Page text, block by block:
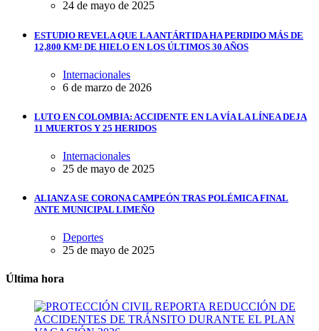
24 de mayo de 2025
ESTUDIO REVELA QUE LA ANTÁRTIDA HA PERDIDO MÁS DE
12,800 KM² DE HIELO EN LOS ÚLTIMOS 30 AÑOS
Internacionales
6 de marzo de 2026
LUTO EN COLOMBIA: ACCIDENTE EN LA VÍA LA LÍNEA DEJA
11 MUERTOS Y 25 HERIDOS
Internacionales
25 de mayo de 2025
ALIANZA SE CORONA CAMPEÓN TRAS POLÉMICA FINAL
ANTE MUNICIPAL LIMEÑO
Deportes
25 de mayo de 2025
Última hora